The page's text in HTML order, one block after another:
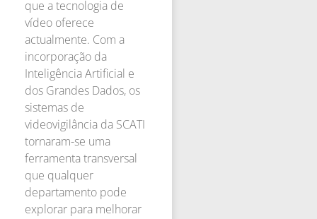
que a tecnologia de
vídeo oferece
actualmente. Com a
incorporação da
Inteligência Artificial e
dos Grandes Dados, os
sistemas de
videovigilância da SCATI
tornaram-se uma
ferramenta transversal
que qualquer
departamento pode
explorar para melhorar